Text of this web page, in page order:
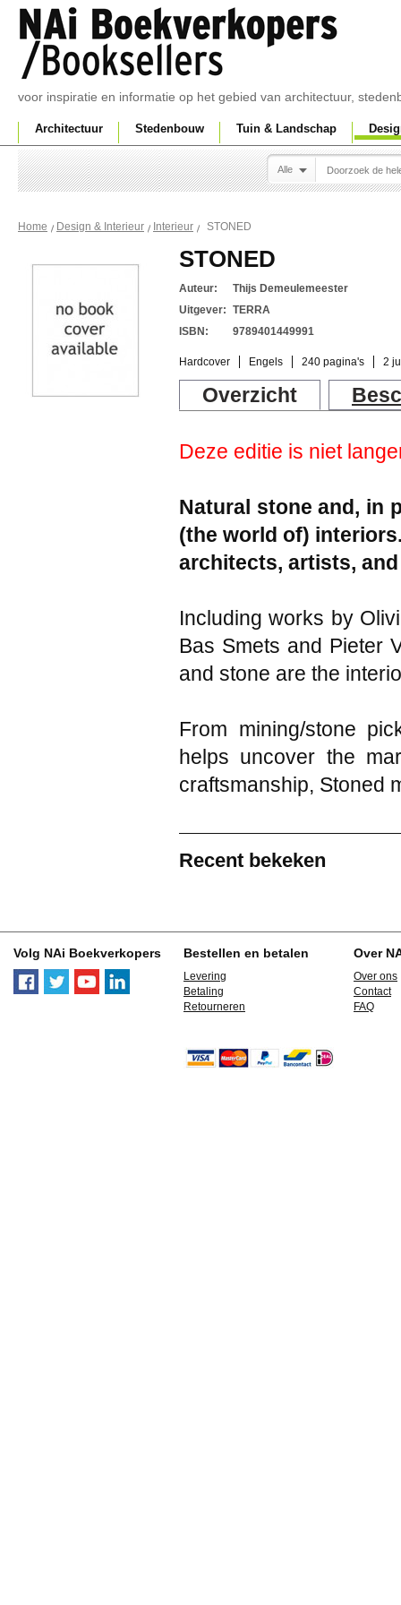
voor inspiratie en informatie op het gebied van architectuur,
Architectuur Stedenbouw Tuin & Landschap
Alle
Home Design & Interieur Interieur STONED
STONED
Auteur:
Thijs Demeulemeester
Uitgever: TERRA
ISBN:
9789401449991
Hardcover Engels 240 pagina's 2
Overzicht
Deze editie is niet
Natural stone and, in
(the world of)
architects, artists,
Including works by
Bas Smets and Pieter
and stone are the
From mining/stone
helps uncover the
craftsmanship, Stoned
Recent bekeken
Volg NAi Boekverkopers Bestellen en betalen
Levering
Betaling
Retourneren
Over
Over ons
Contact
FAQ